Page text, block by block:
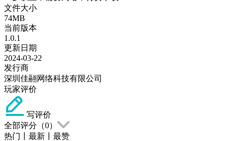
文件大小
74MB
当前版本
1.0.1
更新日期
2024-03-22
发行商
深圳佳翮网络科技有限公司
玩家评价
写评价
全部评分（0）
热门
最新 最赞